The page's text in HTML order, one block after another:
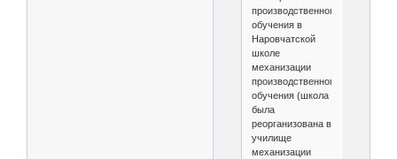
производственного
обучения в
Наровчатской
школе
механизации
производственного
обучения (школа
была
реорганизована в
училище
механизации